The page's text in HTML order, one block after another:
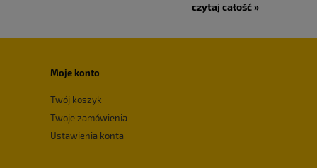
czytaj całość »
Moje konto
Twój koszyk
Twoje zamówienia
Ustawienia konta